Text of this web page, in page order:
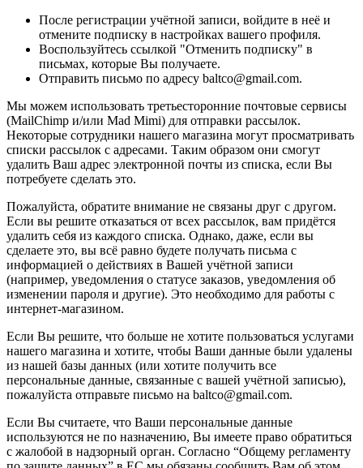
После регистрации учётной записи, войдите в неё и
отмените подписку в настройках вашего профиля.
Воспользуйтесь ссылкой "Отменить подписку" в
письмах, которые Вы получаете.
Отправить письмо по адресу baltco@gmail.com.
Мы можем использовать третьесторонние почтовые сервисы
(MailChimp и/или Mad Mimi) для отправки рассылок.
Некоторые сотрудники нашего магазина могут просматривать
списки рассылок с адресами. Таким образом они смогут
удалить Ваш адрес электронной почты из списка, если Вы
потребуете сделать это.
Пожалуйста, обратите внимание не связаны друг с другом.
Если вы решите отказаться от всех рассылок, вам придётся
удалить себя из каждого списка. Однако, даже, если вы
сделаете это, вы всё равно будете получать письма с
информацией о действиях в Вашей учётной записи
(например, уведомления о статусе заказов, уведомления об
изменении пароля и другие). Это необходимо для работы с
интернет-магазином.
Если Вы решите, что больше не хотите пользоваться услугами
нашего магазина и хотите, чтобы Ваши данные были удалены
из нашей базы данных (или хотите получить все
персональные данные, связанные с вашей учётной записью),
пожалуйста отправьте письмо на baltco@gmail.com.
Если Вы считаете, что Ваши персональные данные
используются не по назначению, Вы имеете право обратиться
с жалобой в надзорный орган. Согласно “Общему регламенту